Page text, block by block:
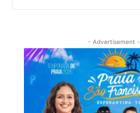
- Advertisement -